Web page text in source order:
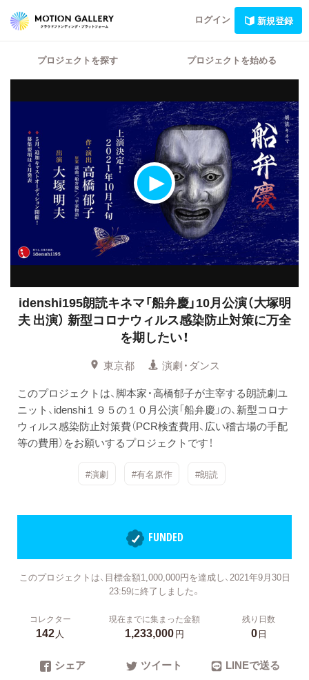
ログイン 新規登録
プロジェクトを探す プロジェクトを始める
idenshi195朗読キネマ「船弁慶」10月公演（大塚明
夫 出演） 新型コロナウィルス感染防止対策に万全
を期したい！
東京都
演劇・ダンス
このプロジェクトは、脚本家・高橋郁子が主宰する朗読劇ユ
ニット、idenshi１９５の１０月公演「船弁慶」の、新型コロナ
ウィルス感染防止対策費（PCR検査費用、広い稽古場の手配
等の費用）をお願いするプロジェクトです！
#演劇 #有名原作 #朗読
FUNDED
このプロジェクトは、目標金額1,000,000円を達成し、2021年9月30日
23:59に終了しました。
コレクター
142人
現在までに集まった金額
1,233,000円
残り日数
0日
シェア ツイート LINEで送る